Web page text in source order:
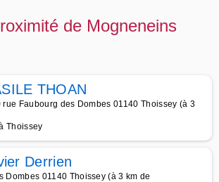
de Mogneneins
THOAN
Faubourg des Dombes 01140 Thoissey (à 3
Thoissey
Derrien
Dombes 01140 Thoissey (à 3 km de